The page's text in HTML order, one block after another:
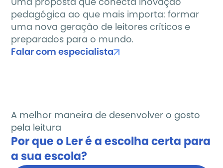
Uma proposta que conecta inovação
pedagógica ao que mais importa: formar
uma nova geração de leitores críticos e
preparados para o mundo.
Falar com especialista
A melhor maneira de desenvolver o gosto
pela leitura
Por que o Ler é a escolha certa para
a sua escola?